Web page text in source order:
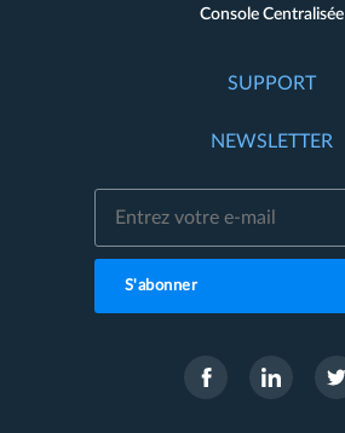
Console Centralisée
SUPPORT
NEWSLETTER
S'abonner